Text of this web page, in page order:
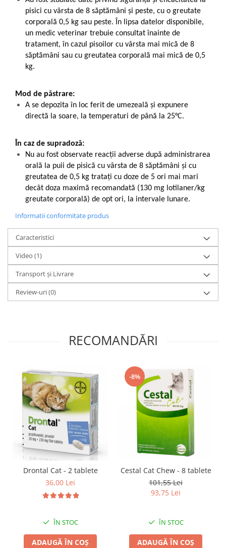
pisici cu vârsta de 8 săptămâni și peste, cu o greutate
corporală 0,5 kg sau peste. În lipsa datelor disponibile,
un medic veterinar trebuie consultat înainte de
tratament, în cazul pisoilor cu vârsta mai mică de 8
săptămâni sau cu greutatea corporală mai mică de 0,5
kg.
Mod de păstrare:
A se depozita în loc ferit de umezeală și expunere
directă la soare, la temperaturi de până la 25°C.
În caz de supradoză:
Nu au fost observate reacții adverse după administrarea
orală la puii de pisică cu vârsta de 8 săptămâni și cu
greutatea de 0,5 kg tratați cu doze de 5 ori mai mari
decât doza maximă recomandată (130 mg lotilaner/kg
greutate corporală) de opt ori, la intervale lunare.
Informatii conformitate produs
Caracteristici
Video (1)
Transport și Livrare
Review-uri(0)
RECOMANDĂRI
Drontal Cat - 2 tablete
36,00 Lei
ÎN STOC
ADAUGĂ ÎN COȘ
-8%
Cestal Cat Chew - 8 tablete
101,55 Lei
93,75 Lei
ÎN STOC
ADAUGĂ ÎN COȘ